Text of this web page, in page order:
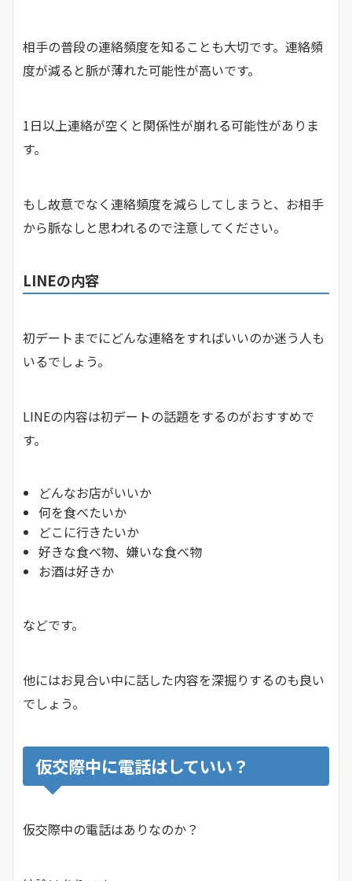
相手の普段の連絡頻度を知ることも大切です。連絡頻
度が減ると脈が薄れた可能性が高いです。
1日以上連絡が空くと関係性が崩れる可能性がありま
す。
もし故意でなく連絡頻度を減らしてしまうと、お相手
から脈なしと思われるので注意してください。
LINEの内容
初デートまでにどんな連絡をすればいいのか迷う人も
いるでしょう。
LINEの内容は初デートの話題をするのがおすすめで
す。
どんなお店がいいか
何を食べたいか
どこに行きたいか
好きな食べ物、嫌いな食べ物
お酒は好きか
などです。
他にはお見合い中に話した内容を深掘りするのも良い
でしょう。
仮交際中に電話はしていい？
仮交際中の電話はありなのか？